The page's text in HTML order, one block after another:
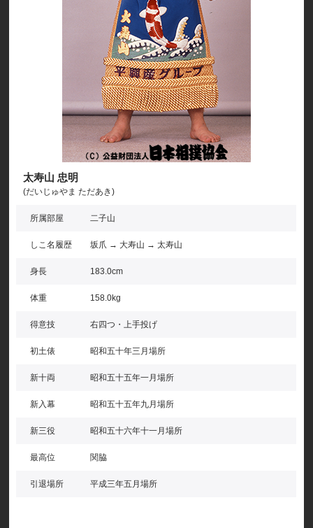
太寿山 忠明
(だいじゅやま ただあき)
所属部屋 二子山
しこ名履歴 坂爪 → 大寿山 → 太寿山
身長 183.0cm
体重 158.0kg
得意技 右四つ・上手投げ
初土俵 昭和五十年三月場所
新十両 昭和五十五年一月場所
新入幕 昭和五十五年九月場所
新三役 昭和五十六年十一月場所
最高位 関脇
引退場所 平成三年五月場所